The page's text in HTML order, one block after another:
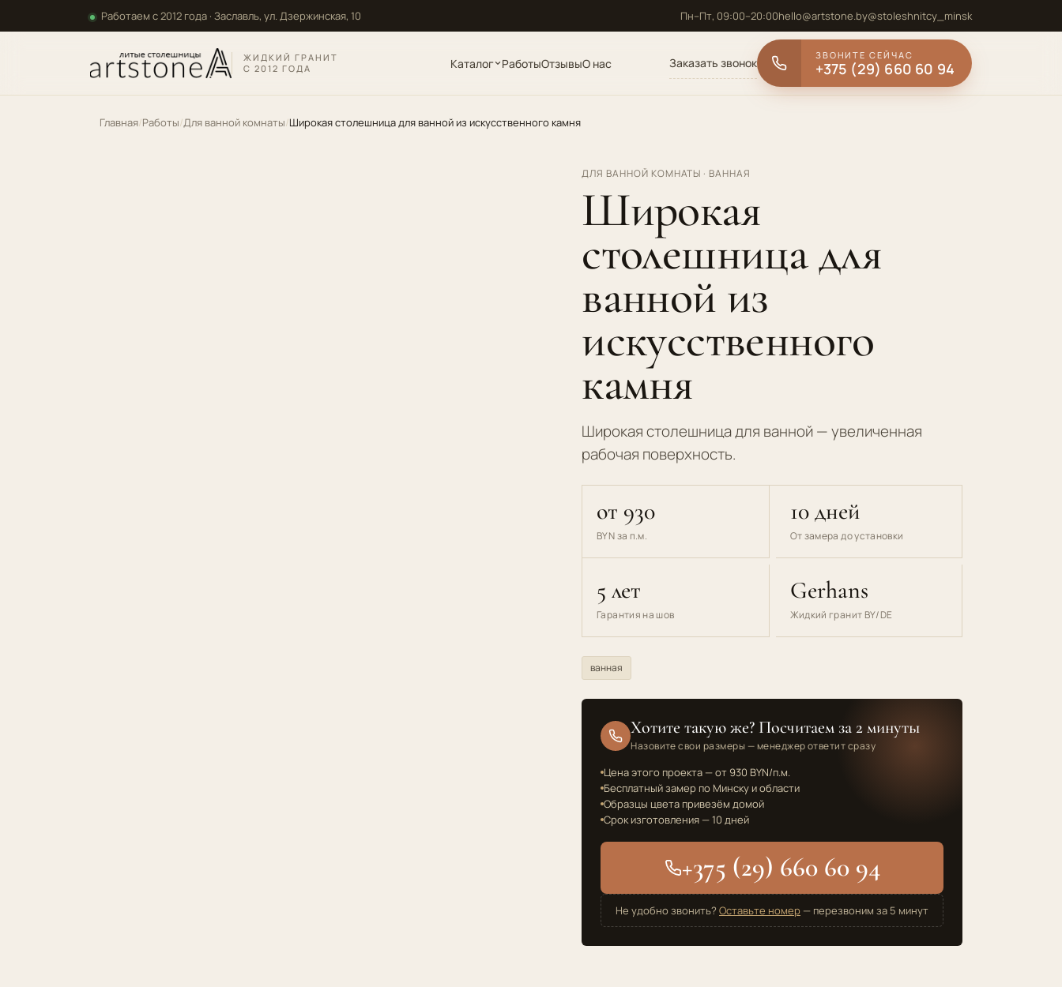
Перейти к основному содержаниюРаботаем с 2012 года · Заславль, ул. Дзержинская, 10 Пн–Пт, 09:00–20:00hello@artstone.by@stoleshnitcy_minsk
ЖИДКИЙ ГРАНИТ
С 2012 ГОДА
Каталог РаботыОтзывыО нас Заказать звонок ЗВОНИТЕ СЕЙЧАС
+375 (29) 660 60 94
Главная Работы Для ванной комнаты Широкая столешница для ванной из искусственного камня
ДЛЯ ВАННОЙ КОМНАТЫ · ВАННАЯ
Широкая
столешница для
ванной из
искусственного
камня
Широкая столешница для ванной — увеличенная
рабочая поверхность.
от 930
BYN за п.м.
10 дней
От замера до установки
5 лет
Гарантия на шов
Gerhans
Жидкий гранит BY/DE
ванная
Хотите такую же? Посчитаем за 2 минуты
Назовите свои размеры — менеджер ответит сразу
Цена этого проекта — от 930 BYN/п.м.
Бесплатный замер по Минску и области
Образцы цвета привезём домой
Срок изготовления — 10 дней
+375 (29) 660 60 94
Не удобно звонить?Оставьте номер — перезвоним за 5 минут